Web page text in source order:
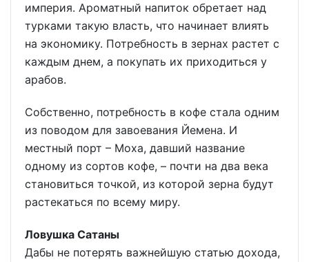
империя. Ароматный напиток обретает над
турками такую власть, что начинает влиять
на экономику. Потребность в зернах растет с
каждым днем, а покупать их приходиться у
арабов.
Собственно, потребность в кофе стала одним
из поводом для завоевания Йемена. И
местный порт – Моха, давший название
одному из сортов кофе, – почти на два века
становиться точкой, из которой зерна будут
растекаться по всему миру.
Ловушка Сатаны
Дабы не потерять важнейшую статью дохода,